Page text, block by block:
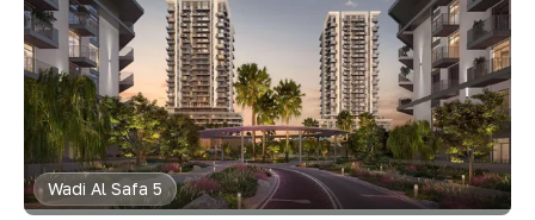
Wadi Al Safa 5